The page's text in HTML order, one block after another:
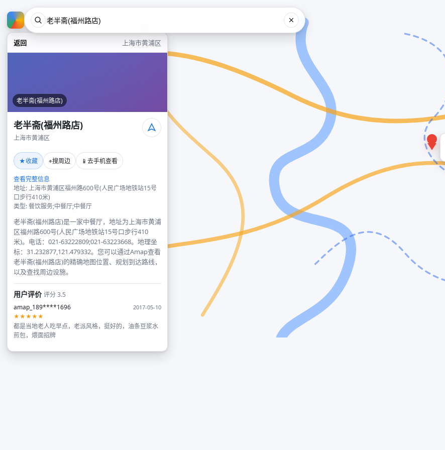
返回 上海市黄浦区
老半斋(福州路店)
老半斋(福州路店)
上海市黄浦区
★收藏 ⌖搜周边 📱 去手机查看
查看完整信息
地址: 上海市黄浦区福州路600号(人民广场地铁站15号
口步行410米)
类型: 餐饮服务;中餐厅;中餐厅
老半斋(福州路店)是一家中餐厅，地址为上海市黄浦
区福州路600号(人民广场地铁站15号口步行410
米)。电话：021-63222809;021-63223668。地理坐
标：31.232877,121.479332。您可以通过Amap查看
老半斋(福州路店)的精确地图位置、规划到达路线，
以及查找周边设施。
用户评价评分 3.5
amap_189****1696
2017-05-10
★★★★★
都是当地老人吃早点，老派风格，挺好的，油条豆浆水
煎包，煨面招牌